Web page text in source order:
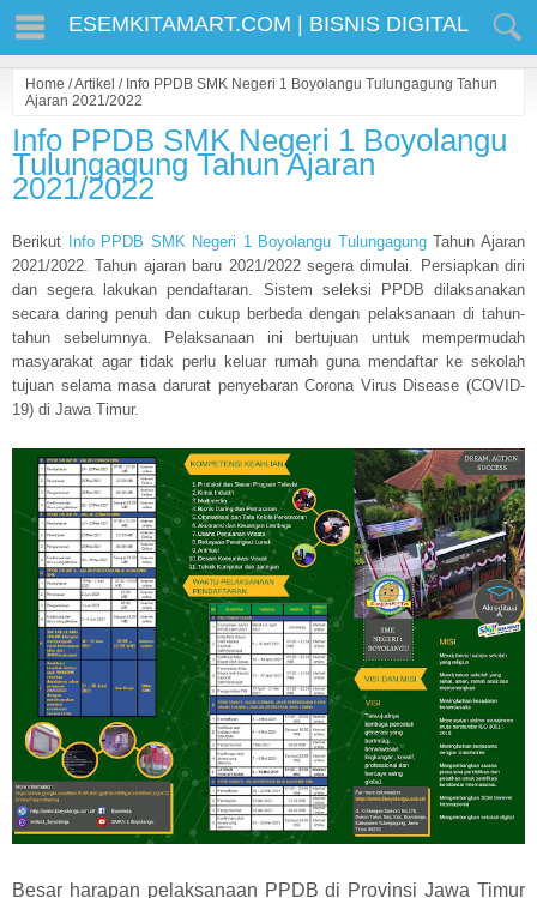
ESEMKITAMART.COM | BISNIS DIGITAL
Home /Artikel / Info PPDB SMK Negeri 1 Boyolangu Tulungagung Tahun
Ajaran 2021/2022
Info PPDB SMK Negeri 1 Boyolangu
Tulungagung Tahun Ajaran
2021/2022
Berikut Info PPDB SMK Negeri 1 Boyolangu TulungagungTahun Ajaran
2021/2022. Tahun ajaran baru 2021/2022 segera dimulai. Persiapkan diri
dan segera lakukan pendaftaran. Sistem seleksi PPDB dilaksanakan
secara daring penuh dan cukup berbeda dengan pelaksanaan di tahun-
tahun sebelumnya. Pelaksanaan ini bertujuan untuk mempermudah
masyarakat agar tidak perlu keluar rumah guna mendaftar ke sekolah
tujuan selama masa darurat penyebaran Corona Virus Disease (COVID-
19) di Jawa Timur.
Besar harapan pelaksanaan PPDB di Provinsi Jawa Timur